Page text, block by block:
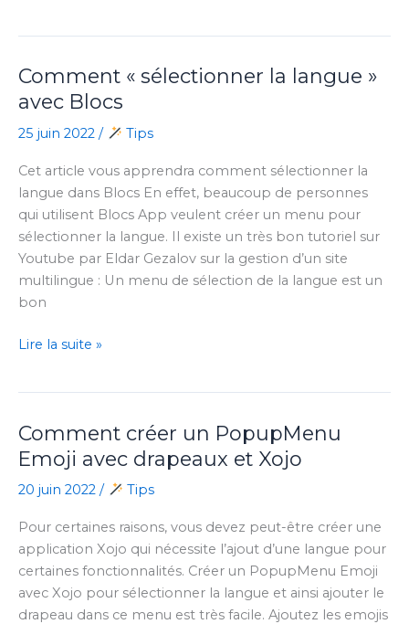
Comment « sélectionner la langue »
avec Blocs
25 juin 2022 / Tips
Cet article vous apprendra comment sélectionner la
langue dans Blocs En effet, beaucoup de personnes
qui utilisent Blocs App veulent créer un menu pour
sélectionner la langue. Il existe un très bon tutoriel sur
Youtube par Eldar Gezalov sur la gestion d’un site
multilingue : Un menu de sélection de la langue est un
bon
Comment
avec
Blocs
Lire la suite »
Comment créer un PopupMenu
Emoji avec drapeaux et Xojo
20 juin 2022 / Tips
Pour certaines raisons, vous devez peut-être créer une
application Xojo qui nécessite l’ajout d’une langue pour
certaines fonctionnalités. Créer un PopupMenu Emoji
avec Xojo pour sélectionner la langue et ainsi ajouter le
drapeau dans ce menu est très facile. Ajoutez les emojis